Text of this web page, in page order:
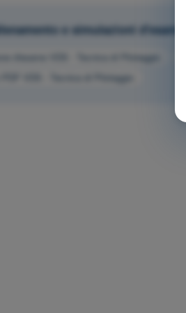
e simulazioni
d'esame VDS - Tecnica di Pilotaggio
PDF VDS - Tecnica di Pilotaggio